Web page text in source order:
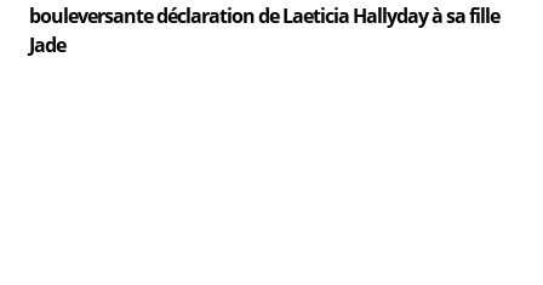
bouleversante déclaration de Laeticia Hallyday à sa fille
Jade